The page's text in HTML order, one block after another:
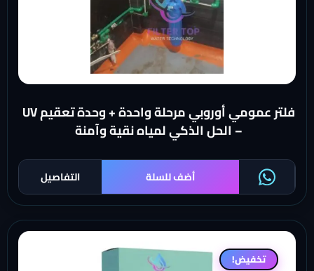
فلتر عمومي أوروبي مرحلة واحدة + وحدة تعقيم UV
– الحل الذكي لمياه نقية وآمنة
التفاصيل أضف للسلة
تخفيض!